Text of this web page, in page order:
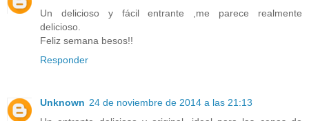
Un delicioso y fácil entrante ,me parece realmente
delicioso.
Feliz semana besos!!
Responder
Unknown 24 de noviembre de 2014 a las 21:13